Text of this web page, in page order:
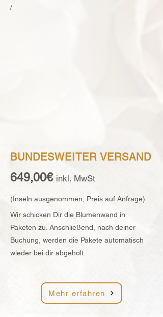
/
BUNDESWEITER VERSAND
649,00€ inkl. MwSt
(Inseln ausgenommen, Preis auf Anfrage)
Wir schicken Dir die Blumenwand in
Paketen zu. Anschließend, nach deiner
Buchung, werden die Pakete automatisch
wieder bei dir abgeholt.
Mehr erfahren